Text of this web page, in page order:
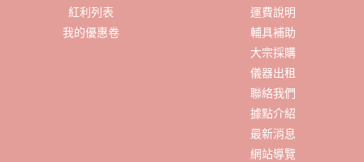
紅利列表
我的優惠卷
運費說明
輔具補助
大宗採購
儀器出租
聯絡我們
據點介紹
最新消息
網站導覽